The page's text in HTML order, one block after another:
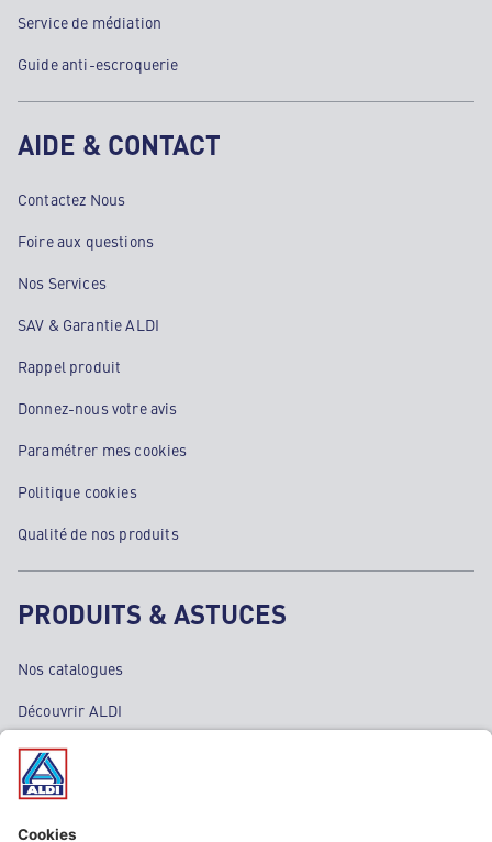
Service de médiation
Guide anti-escroquerie
AIDE & CONTACT
Contactez Nous
Foire aux questions
Nos Services
SAV & Garantie ALDI
Rappel produit
Donnez-nous votre avis
Paramétrer mes cookies
Politique cookies
Qualité de nos produits
PRODUITS & ASTUCES
Nos catalogues
Découvrir ALDI
Nos bons plans
Nos rayons
Nos marques